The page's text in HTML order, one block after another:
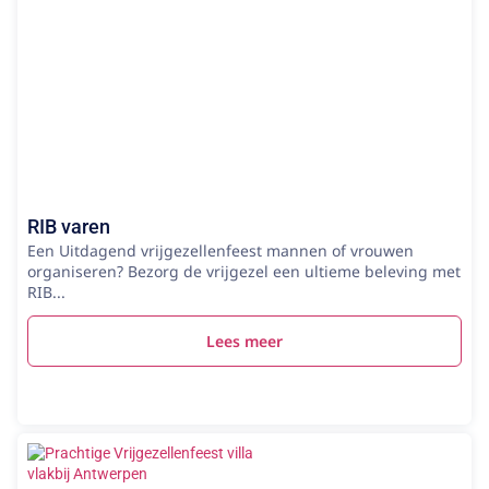
RIB varen
Een Uitdagend vrijgezellenfeest mannen of vrouwen
organiseren? Bezorg de vrijgezel een ultieme beleving met
RIB...
Lees meer